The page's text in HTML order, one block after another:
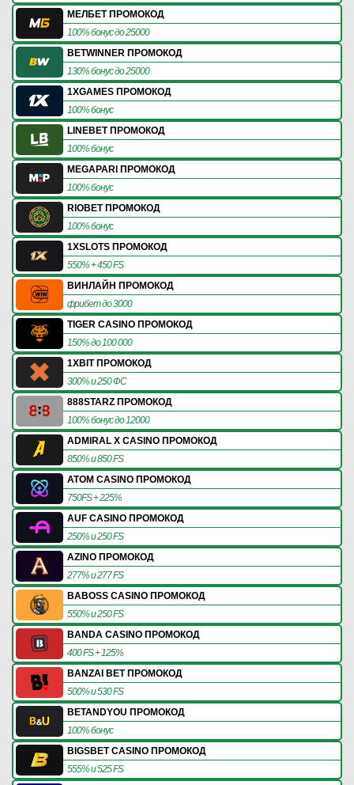
МЕЛБЕТ ПРОМОКОД
100% бонус до 25000
BETWINNER ПРОМОКОД
130% бонус до 25000
1XGAMES ПРОМОКОД
100% бонус
LINEBET ПРОМОКОД
100% бонус
MEGAPARI ПРОМОКОД
100% бонус
RIOBET ПРОМОКОД
100% бонус
1XSLOTS ПРОМОКОД
550% + 450 FS
ВИНЛАЙН ПРОМОКОД
фрибет до 3000
TIGER CASINO ПРОМОКОД
150% до 100 000
1XBIT ПРОМОКОД
300% и 250 ФС
888STARZ ПРОМОКОД
100% бонус до 12000
ADMIRAL X CASINO ПРОМОКОД
850% и 850 FS
ATOM CASINO ПРОМОКОД
750FS + 225%
AUF CASINO ПРОМОКОД
250% и 250 FS
AZINO ПРОМОКОД
277% и 277 FS
BABOSS CASINO ПРОМОКОД
550% и 250 FS
BANDA CASINO ПРОМОКОД
400 FS + 125%
BANZAI BET ПРОМОКОД
500% и 530 FS
BETANDYOU ПРОМОКОД
100% бонус
BIGSBET CASINO ПРОМОКОД
555% и 525 FS